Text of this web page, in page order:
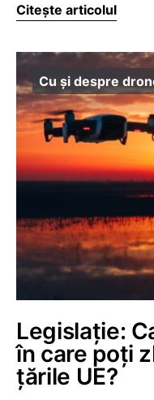
Citește articolul
Cu și despre
Legislație:
în care poți
țările UE?